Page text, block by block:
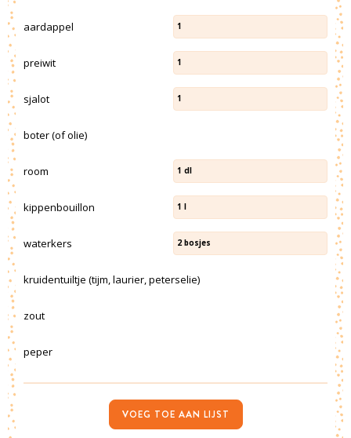
aardappel 1
preiwit 1
sjalot 1
boter (of olie)
room 1 dl
kippenbouillon 1 l
waterkers 2 bosjes
kruidentuiltje (tijm, laurier, peterselie)
zout
peper
VOEG TOE AAN LIJST